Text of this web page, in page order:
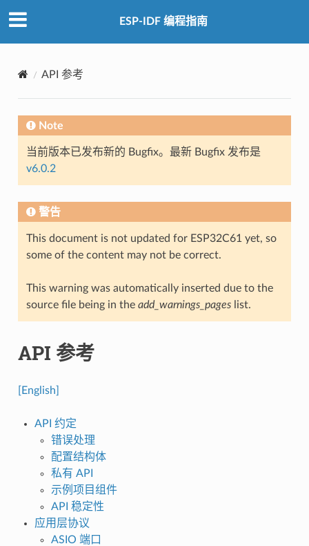
ESP-IDF 编程指南
API 参考
Note
当前版本已发布新的 Bugfix。最新 Bugfix 发布是
v6.0.2
警告
This document is not updated for ESP32C61 yet, so
some of the content may not be correct.
This warning was automatically inserted due to the
source file being in the add_warnings_pageslist.
API 参考
[English]
API 约定
错误处理
配置结构体
私有 API
示例项目组件
API 稳定性
应用层协议
ASIO 端口